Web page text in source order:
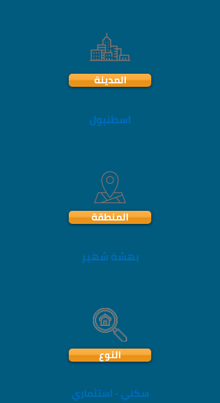
المدينة
اسطنبول
المنطقة
بهشة شهير
النوع
سكني - استثماري